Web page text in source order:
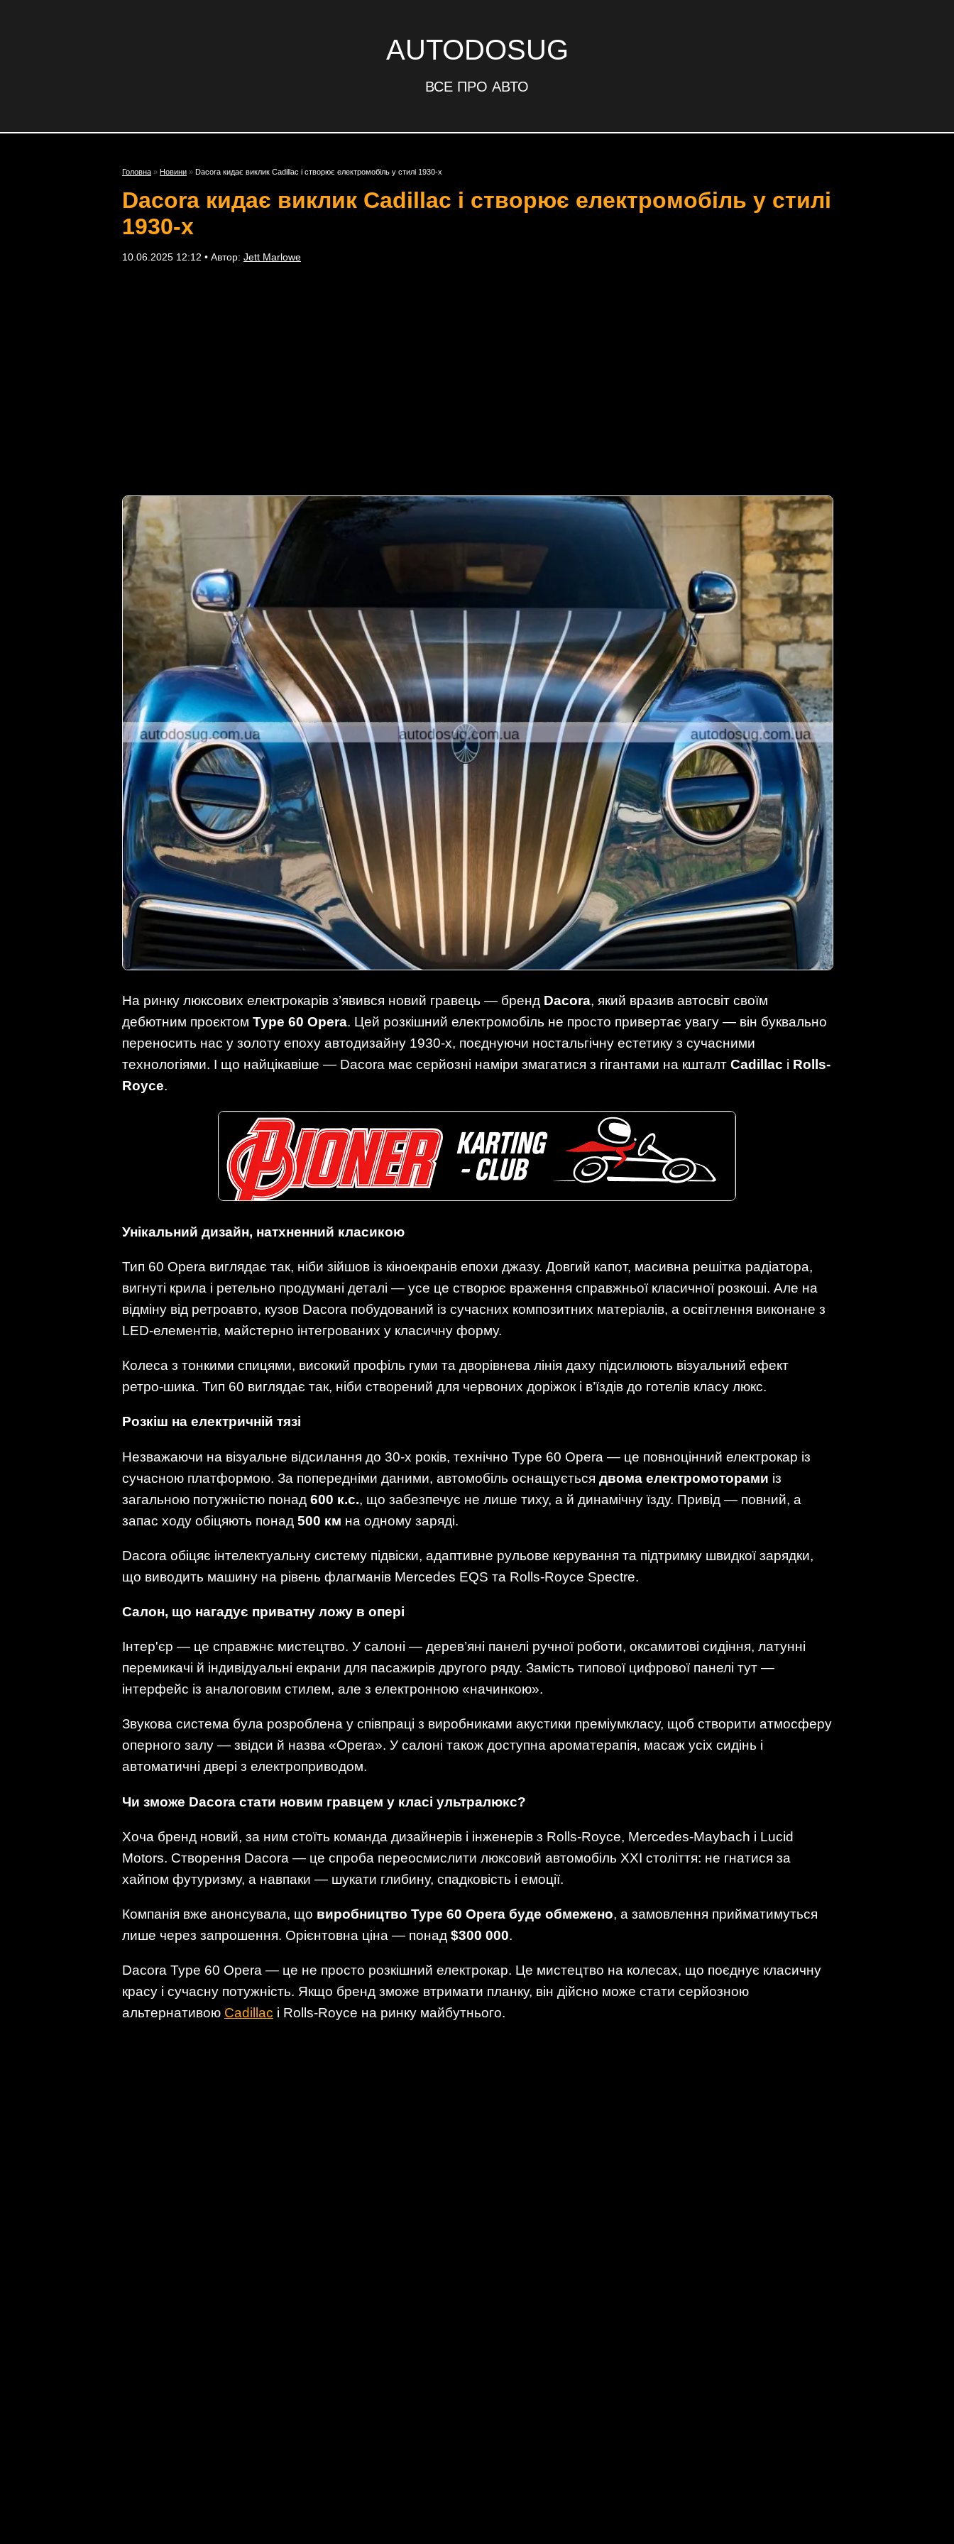
AUTODOSUG
ВСЕ ПРО АВТО
Головна » Новини » Dacora кидає виклик Cadillac і створює електромобіль у стилі 1930-х
Dacora кидає виклик Cadillac і створює електромобіль у стилі
1930-х
10.06.2025 12:12 • Автор: Jett Marlowe
На ринку люксових електрокарів з’явився новий гравець — бренд Dacora, який вразив автосвіт своїм
дебютним проєктом Type 60 Opera. Цей розкішний електромобіль не просто привертає увагу — він буквально
переносить нас у золоту епоху автодизайну 1930-х, поєднуючи ностальгічну естетику з сучасними
технологіями. І що найцікавіше — Dacora має серйозні наміри змагатися з гігантами на кшталт Cadillac і Rolls-
Royce.
Унікальний дизайн, натхненний класикою
Тип 60 Opera виглядає так, ніби зійшов із кіноекранів епохи джазу. Довгий капот, масивна решітка радіатора,
вигнуті крила і ретельно продумані деталі — усе це створює враження справжньої класичної розкоші. Але на
відміну від ретроавто, кузов Dacora побудований із сучасних композитних матеріалів, а освітлення виконане з
LED-елементів, майстерно інтегрованих у класичну форму.
Колеса з тонкими спицями, високий профіль гуми та дворівнева лінія даху підсилюють візуальний ефект
ретро-шика. Тип 60 виглядає так, ніби створений для червоних доріжок і в’їздів до готелів класу люкс.
Розкіш на електричній тязі
Незважаючи на візуальне відсилання до 30-х років, технічно Type 60 Opera — це повноцінний електрокар із
сучасною платформою. За попередніми даними, автомобіль оснащується двома електромоторами із
загальною потужністю понад 600 к.с., що забезпечує не лише тиху, а й динамічну їзду. Привід — повний, а
запас ходу обіцяють понад 500 км на одному заряді.
Dacora обіцяє інтелектуальну систему підвіски, адаптивне рульове керування та підтримку швидкої зарядки,
що виводить машину на рівень флагманів Mercedes EQS та Rolls-Royce Spectre.
Салон, що нагадує приватну ложу в опері
Інтер'єр — це справжнє мистецтво. У салоні — дерев’яні панелі ручної роботи, оксамитові сидіння, латунні
перемикачі й індивідуальні екрани для пасажирів другого ряду. Замість типової цифрової панелі тут —
інтерфейс із аналоговим стилем, але з електронною «начинкою».
Звукова система була розроблена у співпраці з виробниками акустики преміумкласу, щоб створити атмосферу
оперного залу — звідси й назва «Opera». У салоні також доступна ароматерапія, масаж усіх сидінь і
автоматичні двері з електроприводом.
Чи зможе Dacora стати новим гравцем у класі ультралюкс?
Хоча бренд новий, за ним стоїть команда дизайнерів і інженерів з Rolls-Royce, Mercedes-Maybach і Lucid
Motors. Створення Dacora — це спроба переосмислити люксовий автомобіль ХХІ століття: не гнатися за
хайпом футуризму, а навпаки — шукати глибину, спадковість і емоції.
Компанія вже анонсувала, що виробництво Type 60 Opera буде обмежено, а замовлення прийматимуться
лише через запрошення. Орієнтовна ціна — понад $300 000.
Dacora Type 60 Opera — це не просто розкішний електрокар. Це мистецтво на колесах, що поєднує класичну
красу і сучасну потужність. Якщо бренд зможе втримати планку, він дійсно може стати серйозною
альтернативою Cadillac і Rolls-Royce на ринку майбутнього.